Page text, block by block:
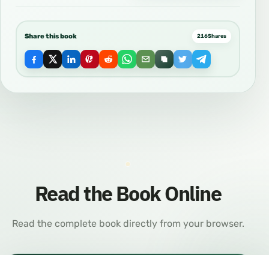
Share this book 216Shares
Read the Book Online
Read the complete book directly from your browser.